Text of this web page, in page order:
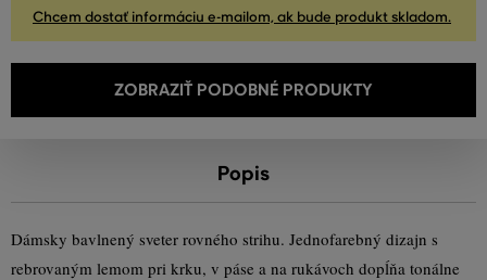
Chcem dostať informáciu e-mailom, ak bude produkt skladom.
ZOBRAZIŤ PODOBNÉ PRODUKTY
Popis
Dámsky bavlnený sveter rovného strihu. Jednofarebný dizajn s
rebrovaným lemom pri krku, v páse a na rukávoch dopĺňa tonálne